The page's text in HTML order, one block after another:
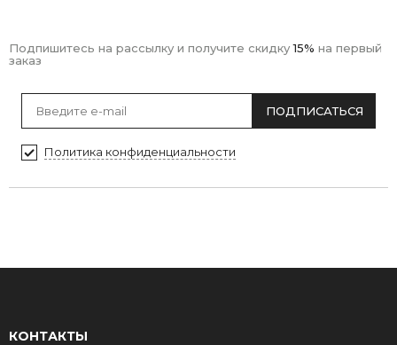
Подпишитесь на рассылку и получите скидку15% на первый
заказ
ПОДПИСАТЬСЯ
Политика конфиденциальности
КОНТАКТЫ